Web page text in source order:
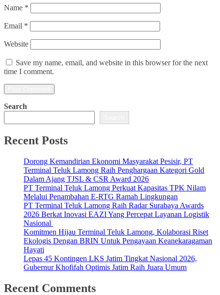
Name *
Email *
Website
Save my name, email, and website in this browser for the next
time I comment.
Search
Recent Posts
Dorong Kemandirian Ekonomi Masyarakat Pesisir, PT
Terminal Teluk Lamong Raih Penghargaan Kategori Gold
Dalam Ajang TJSL & CSR Award 2026
PT Terminal Teluk Lamong Perkuat Kapasitas TPK Nilam
Melalui Penambahan E-RTG Ramah Lingkungan
PT Terminal Teluk Lamong Raih Radar Surabaya Awards
2026 Berkat Inovasi EAZI Yang Percepat Layanan Logistik
Nasional
Komitmen Hijau Terminal Teluk Lamong, Kolaborasi Riset
Ekologis Dengan BRIN Untuk Pengayaan Keanekaragaman
Hayati
Lepas 45 Kontingen LKS Jatim Tingkat Nasional 2026,
Gubernur Khofifah Optimis Jatim Raih Juara Umum
Recent Comments